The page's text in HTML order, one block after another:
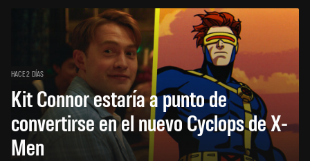
HACE 2 DÍAS
Kit Connor estaría a punto de
convertirse en el nuevo Cyclops de X-
Men